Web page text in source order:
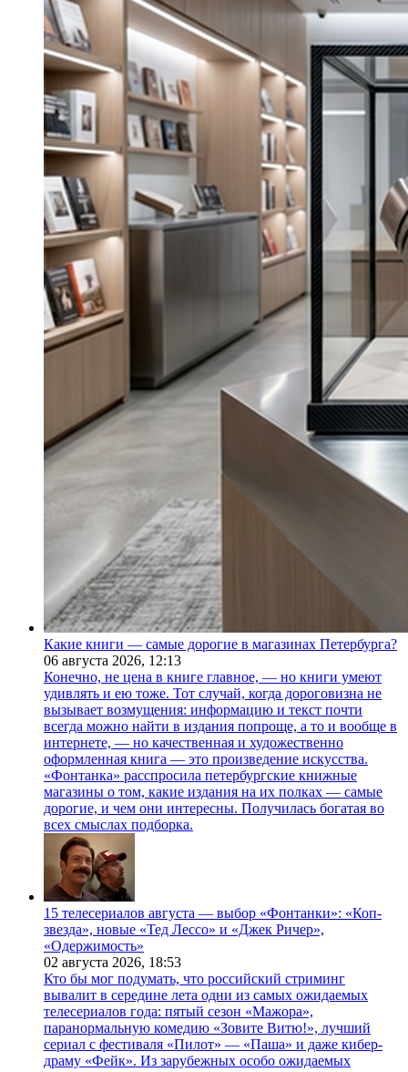
Какие книги — самые дорогие в магазинах Петербурга?
06 августа 2026, 12:13
Конечно, не цена в книге главное, — но книги умеют
удивлять и ею тоже. Тот случай, когда дороговизна не
вызывает возмущения: информацию и текст почти
всегда можно найти в издания попроще, а то и вообще в
интернете, — но качественная и художественно
оформленная книга — это произведение искусства.
«Фонтанка» расспросила петербургские книжные
магазины о том, какие издания на их полках — самые
дорогие, и чем они интересны. Получилась богатая во
всех смыслах подборка.
15 телесериалов августа — выбор «Фонтанки»: «Коп-
звезда», новые «Тед Лессо» и «Джек Ричер»,
«Одержимость»
02 августа 2026, 18:53
Кто бы мог подумать, что российский стриминг
вывалит в середине лета одни из самых ожидаемых
телесериалов года: пятый сезон «Мажора»,
паранормальную комедию «Зовите Витю!», лучший
сериал с фестиваля «Пилот» — «Паша» и даже кибер-
драму «Фейк». Из зарубежных особо ожидаемых